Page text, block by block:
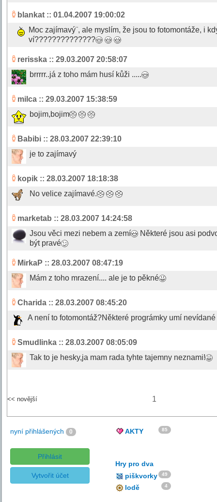
blankat :: 01.04.2007 19:00:02
Moc zajímavý¨, ale myslím, že jsou to fotomontáže, i
ví??????????????
rerisska :: 29.03.2007 20:58:07
brrrrr..já z toho mám husí kůži .....
milca :: 29.03.2007 15:38:59
bojim,bojim
Babibi :: 28.03.2007 22:39:10
je to zajímavý
kopik :: 28.03.2007 18:18:38
No velice zajímavé.
marketab :: 28.03.2007 14:24:58
Jsou věci mezi nebem a zemí
Některé jsou asi
být pravé
MirkaP :: 28.03.2007 08:47:19
Mám z toho mrazení.... ale je to pěkné
Charida :: 28.03.2007 08:45:20
A není to fotomontáž?Některé prográmky umí
Smudlinka :: 28.03.2007 08:05:09
Tak to je hesky,ja mam rada tyhte tajemny neznami!
<< novější 1
nyní přihlášených 0
Přihlásit
Vytvořit účet
AKTY 85
Hry pro dva
piškvorky
49
lodě 4